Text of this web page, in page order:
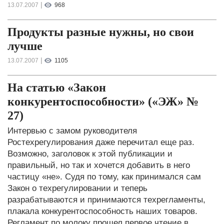
13.07.2007 | 968
Продукты разные нужны, но свои
лучше
13.07.2007 | 1105
На статью «Закон
конкурентоспособности» («ЭЖ» №
27)
Интервью с замом руководителя
Ростехрегулирования даже перечитал еще раз.
Возможно, заголовок к этой публикации и
правильный, но так и хочется добавить в него
частицу «не». Судя по тому, как принимался сам
Закон о техрегулировании и теперь
разрабатываются и принимаются техрегламенты,
плакала конкурентоспособность наших товаров.